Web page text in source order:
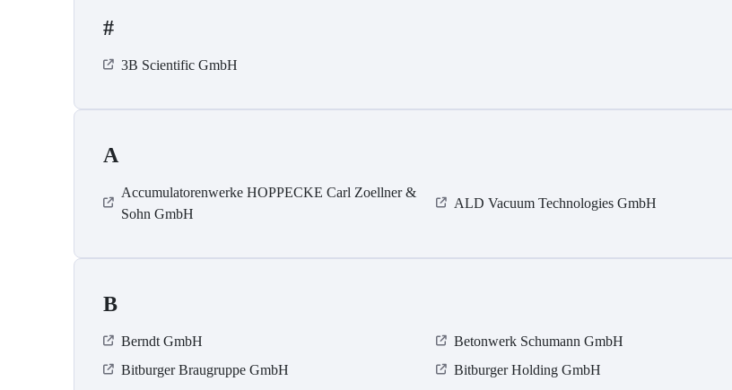
#
3B Scientific GmbH
A
Accumulatorenwerke HOPPECKE Carl Zoellner &
Sohn GmbH
ALD Vacuum Technologies GmbH
B
Berndt GmbH Betonwerk Schumann GmbH
Bitburger Braugruppe GmbH
Bitburger Holding GmbH